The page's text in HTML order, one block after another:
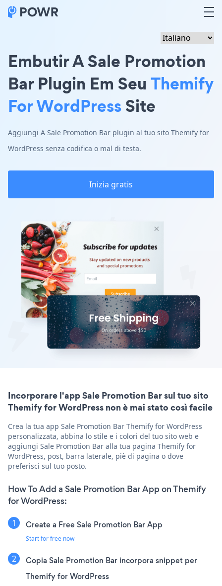
Embutir A Sale Promotion
Bar Plugin Em Seu Themify
For WordPressSite
Aggiungi A Sale Promotion Bar plugin al tuo sito Themify for
WordPress senza codifica o mal di testa.
Inizia gratis
Incorporare l'app Sale Promotion Bar sul tuo sito
Themify for WordPress non è mai stato così facile
Crea la tua app Sale Promotion Bar Themify for WordPress
personalizzata, abbina lo stile e i colori del tuo sito web e
aggiungi Sale Promotion Bar alla tua pagina Themify for
WordPress, post, barra laterale, piè di pagina o dove
preferisci sul tuo posto.
How To Add a Sale Promotion Bar App on Themify
for WordPress:
Create a Free Sale Promotion Bar App
Start for free now
Copia Sale Promotion Bar incorpora snippet per
Themify for WordPress